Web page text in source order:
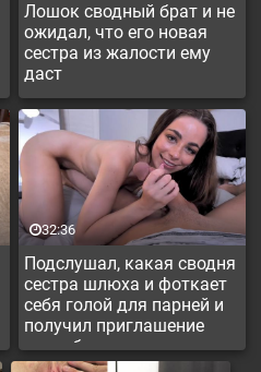
Лошок сводный брат и не
ожидал, что его новая
сестра из жалости ему
даст
Подслушал, какая сводня
сестра шлюха и фоткает
себя голой для парней и
получил приглашение
испробовать цветочек
32:36